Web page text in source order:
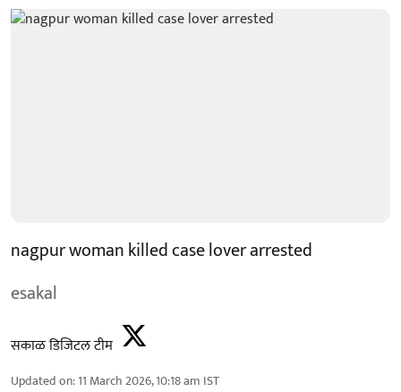
nagpur woman killed case lover arrested
esakal
सकाळ डिजिटल टीम
Updated on:11 March 2026, 10:18 am IST